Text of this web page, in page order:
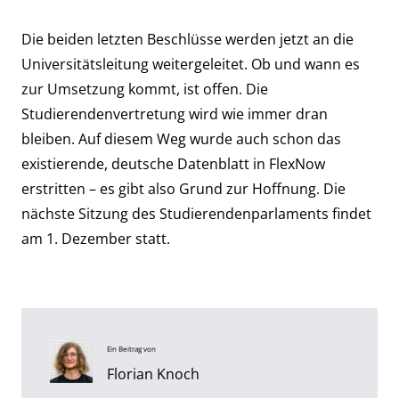
Die beiden letzten Beschlüsse werden jetzt an die
Universitätsleitung weitergeleitet. Ob und wann es
zur Umsetzung kommt, ist offen. Die
Studierendenvertretung wird wie immer dran
bleiben. Auf diesem Weg wurde auch schon das
existierende, deutsche Datenblatt in FlexNow
erstritten – es gibt also Grund zur Hoffnung. Die
nächste Sitzung des Studierendenparlaments findet
am 1. Dezember statt.
Ein Beitrag von
Florian Knoch